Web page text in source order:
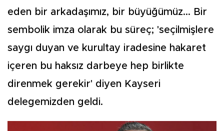
eden bir arkadaşımız, bir büyüğümüz... Bir
sembolik imza olarak bu süreç; 'seçilmişlere
saygı duyan ve kurultay iradesine hakaret
içeren bu haksız darbeye hep birlikte
direnmek gerekir' diyen Kayseri
delegemizden geldi.